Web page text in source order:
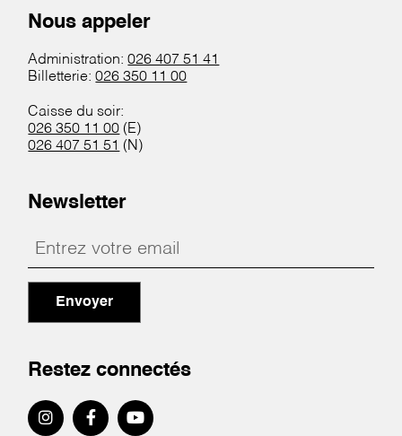
Nous appeler
Administration:026 407 51 41
Billetterie:026 350 11 00
Caisse du soir:
026 350 11 00 (E)
026 407 51 51 (N)
Newsletter
Envoyer
Restez connectés